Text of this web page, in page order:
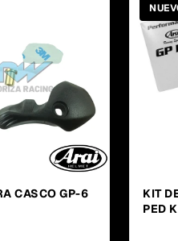
CASCO GP-6
KIT
PED